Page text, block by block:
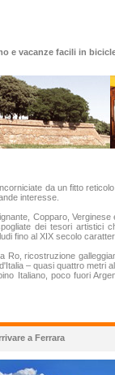
e vacanze facili in
da un fitto
interesse.
Copparo,
dei tesori artistici
fino al XIX secolo
Ro, ricostruzione
– quasi quattro metri
Italiano, poco fuori
a Ferrara